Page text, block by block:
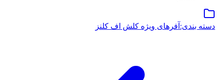
دسته بندی: آفرهای ویژه کلش اف کلنز